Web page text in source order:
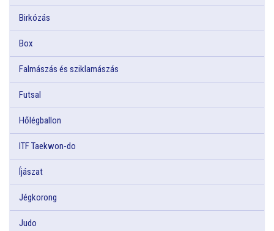
Birkózás
Box
Falmászás és sziklamászás
Futsal
Hőlégballon
ITF Taekwon-do
Íjászat
Jégkorong
Judo